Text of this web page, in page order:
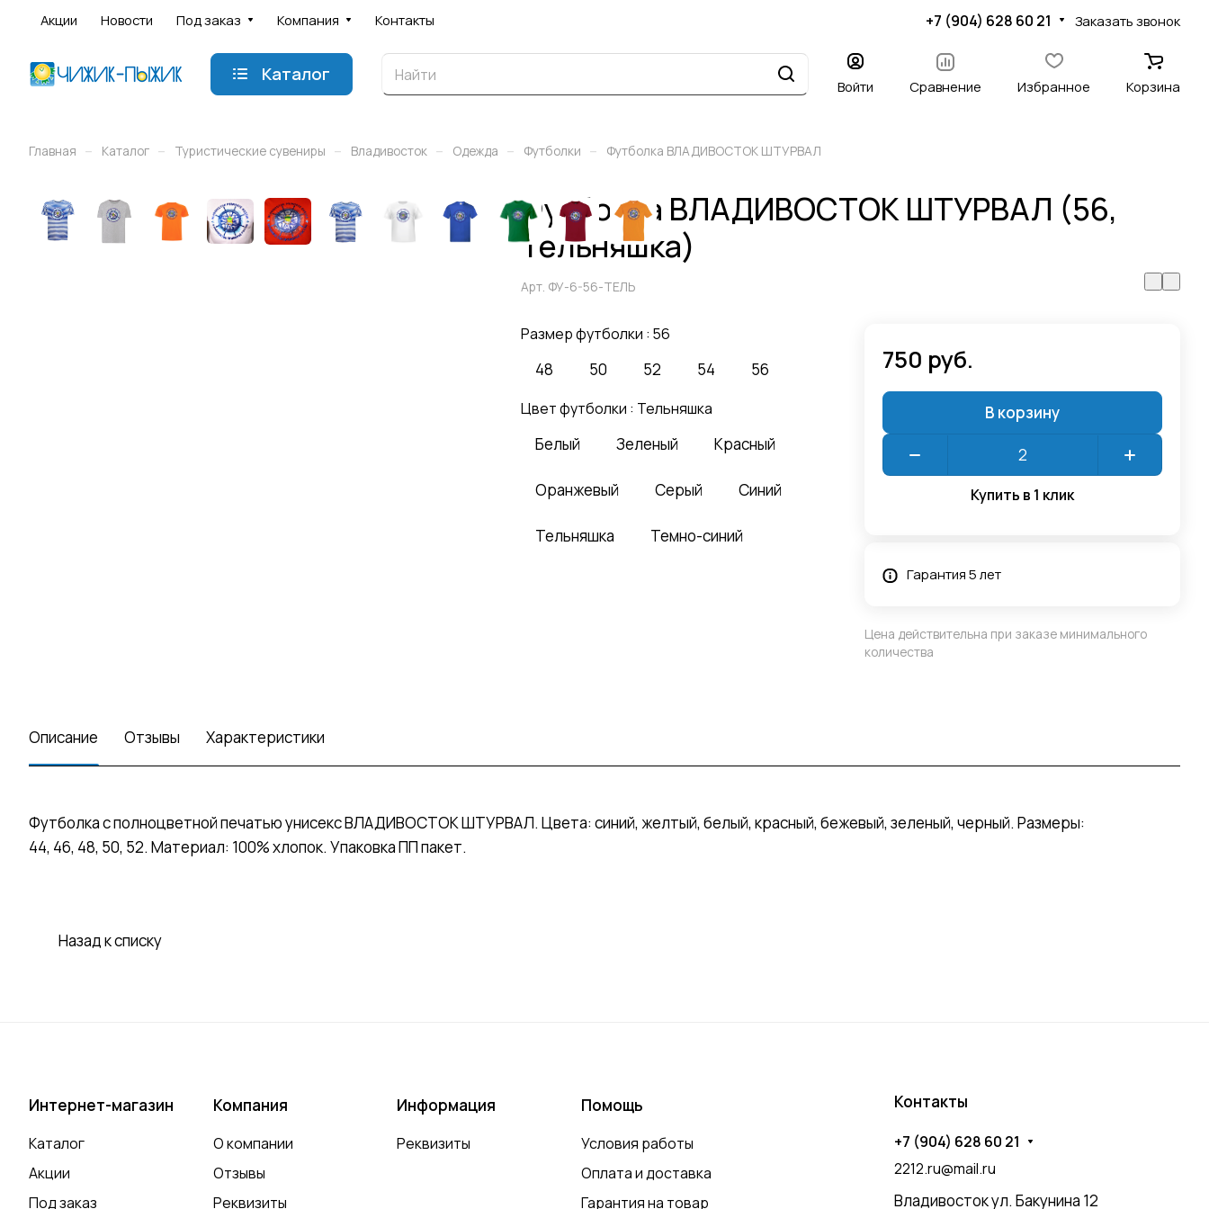
Акции Новости Под заказ Компания Контакты +7 (904) 628 60 21 Заказать звонок
Каталог
Войти Сравнение Избранное Корзина
Главная – Каталог – Туристические сувениры – Владивосток – Одежда – Футболки – Футболка ВЛАДИВОСТОК ШТУРВАЛ
Футболка ВЛАДИВОСТОК ШТУРВАЛ (56,
Тельняшка)
Арт. ФУ-6-56-ТЕЛЬ
Размер футболки : 56
48 50 52 54 56
Цвет футболки : Тельняшка
Белый Зеленый Красный
Оранжевый Серый Синий
Тельняшка Темно-синий
750 руб.
В корзину
Купить в 1 клик
Гарантия 5 лет
Цена действительна при заказе минимального
количества
Описание Отзывы Характеристики
Футболка с полноцветной печатью унисекс ВЛАДИВОСТОК ШТУРВАЛ. Цвета: синий, желтый, белый, красный, бежевый, зеленый, черный. Размеры:
44, 46, 48, 50, 52. Материал: 100% хлопок. Упаковка ПП пакет.
Назад к списку
Интернет-магазин
Каталог
Акции
Под заказ
Компания
О компании
Отзывы
Реквизиты
Информация
Реквизиты
Помощь
Условия работы
Оплата и доставка
Гарантия на товар
Контакты
+7 (904) 628 60 21
2212.ru@mail.ru
Владивосток ул. Бакунина 12